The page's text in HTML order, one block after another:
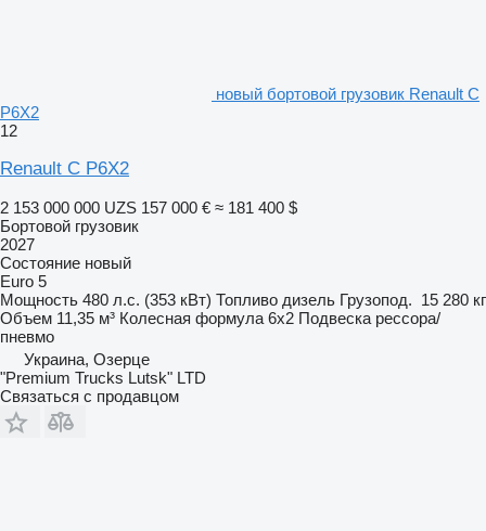
новый бортовой грузовик Renault C
P6X2
12
Renault C P6X2
2 153 000 000 UZS 157 000 € ≈ 181 400 $
Бортовой грузовик
2027
Состояние новый
Euro 5
Мощность 480 л.с. (353 кВт) Топливо дизель Грузопод. 15 280 кг
Объем 11,35 м³ Колесная формула 6x2 Подвеска рессора/
пневмо
Украина, Озерце
"Premium Trucks Lutsk" LTD
Связаться с продавцом